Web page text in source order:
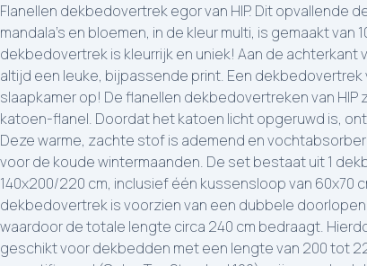
Flanellen dekbedovertrek egor van HIP. Dit opvallende
mandala's en bloemen, in de kleur multi, is gemaakt van
dekbedovertrek is kleurrijk en uniek! Aan de
altijd een leuke, bijpassende print. Een dekbedovertrek
slaapkamer op! De flanellen dekbedovertreken van HIP
katoen-flanel. Doordat het katoen licht opgeruwd is,
Deze warme, zachte stof is ademend en
voor de koude wintermaanden. De set bestaat uit 1
140x200/220 cm, inclusief één kussensloop van 60x70
dekbedovertrek is voorzien van een dubbele
waardoor de totale lengte circa 240 cm bedraagt.
geschikt voor dekbedden met een lengte van 200 tot